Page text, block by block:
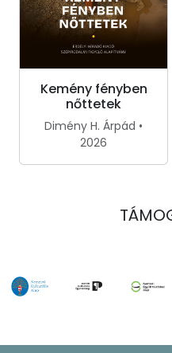
Kemény fényben
nőttetek
Dimény H. Árpád •
2026